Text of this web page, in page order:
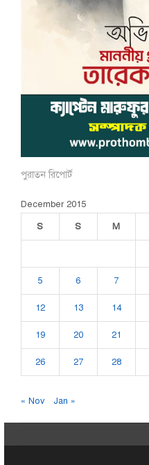
পুরাতন রিপোর্ট
December 2015
S
S M
5 6 7
12 13 14
19 20 21
26 27 28
« Nov Jan »